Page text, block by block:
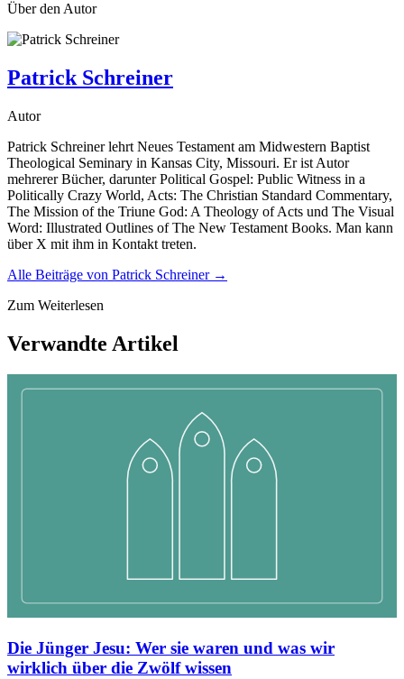
Über den Autor
Patrick Schreiner
Autor
Patrick Schreiner lehrt Neues Testament am Midwestern Baptist
Theological Seminary in Kansas City, Missouri. Er ist Autor
mehrerer Bücher, darunter Political Gospel: Public Witness in a
Politically Crazy World, Acts: The Christian Standard Commentary,
The Mission of the Triune God: A Theology of Acts und The Visual
Word: Illustrated Outlines of The New Testament Books. Man kann
über X mit ihm in Kontakt treten.
Alle Beiträge von Patrick Schreiner→
Zum Weiterlesen
Verwandte Artikel
Die Jünger Jesu: Wer sie waren und was wir
wirklich über die Zwölf wissen